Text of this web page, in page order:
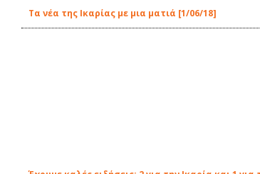
Τα νέα της Ικαρίας με μια ματιά [1/06/18]